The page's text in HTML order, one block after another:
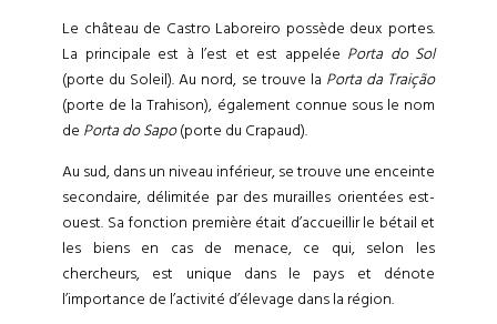
Le château de Castro Laboreiro possède deux portes.
La principale est à l’est et est appelée Porta do Sol
(porte du Soleil). Au nord, se trouve la Porta da Traição
(porte de la Trahison), également connue sous le nom
de Porta do Sapo(porte du Crapaud).
Au sud, dans un niveau inférieur, se trouve une enceinte
secondaire, délimitée par des murailles orientées est-
ouest. Sa fonction première était d’accueillir le bétail et
les biens en cas de menace, ce qui, selon les
chercheurs, est unique dans le pays et dénote
l’importance de l’activité d’élevage dans la région.